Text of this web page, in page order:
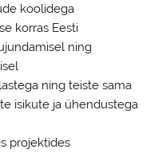
koolidega
korras Eesti
ning
ning teiste sama
isikute ja ühendustega
projektides